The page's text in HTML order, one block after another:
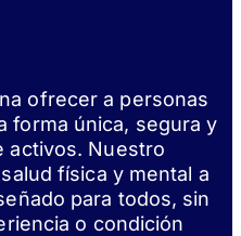
ofrecer a personas
forma única, segura y
activos. Nuestro
física y mental a
para todos, sin
o condición